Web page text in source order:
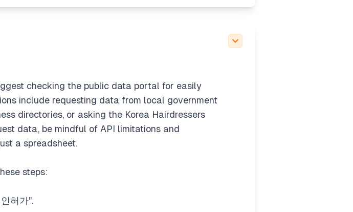
data using their APIs, though it may have
checking the public data portal for easily
include requesting data from local government
directories, or asking the Korea Hairdressers
data, be mindful of API limitations and
a spreadsheet.
steps:
허가".